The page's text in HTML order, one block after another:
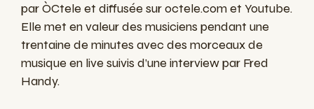
par ÒCtele et diffusée sur octele.com et Youtube.
Elle met en valeur des musiciens pendant une
trentaine de minutes avec des morceaux de
musique en live suivis d’une interview par Fred
Handy.